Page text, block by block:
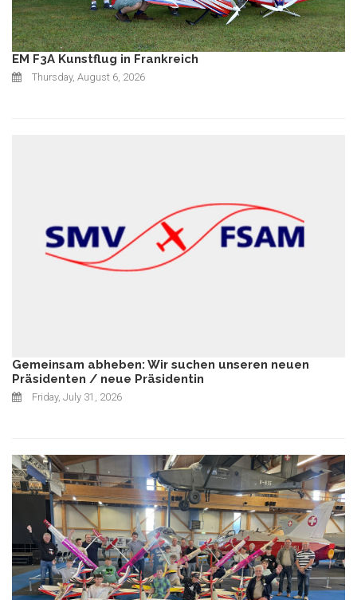
EM F3A Kunstflug in Frankreich
Thursday, August 6, 2026
Gemeinsam abheben: Wir suchen unseren neuen
Präsidenten / neue Präsidentin
Friday, July 31, 2026